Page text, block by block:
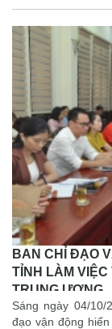
BAN CHỈ ĐẠO
TỈNH LÀM VIỆC
TRUNG ƯƠNG
Sáng ngày 04/10/
đạo vận động